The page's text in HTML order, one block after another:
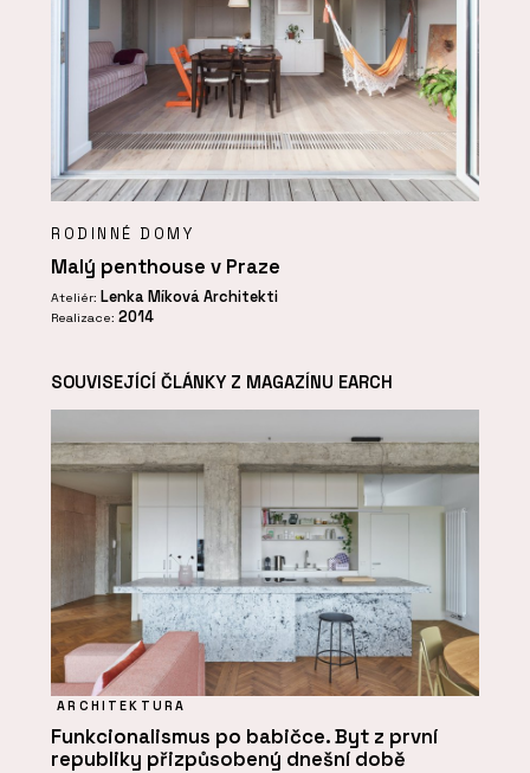
RODINNÉ DOMY
Malý penthouse v Praze
Ateliér: Lenka Míková Architekti
Realizace: 2014
SOUVISEJÍCÍ ČLÁNKY Z MAGAZÍNU EARCH
ARCHITEKTURA
Funkcionalismus po babičce. Byt z první
republiky přizpůsobený dnešní době